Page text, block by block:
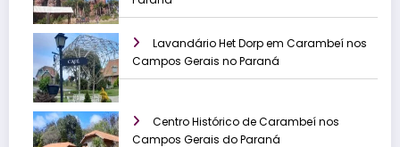
Lavandário Het Dorp em Carambeí nos
Campos Gerais no Paraná
Centro Histórico de Carambeí nos
Campos Gerais do Paraná